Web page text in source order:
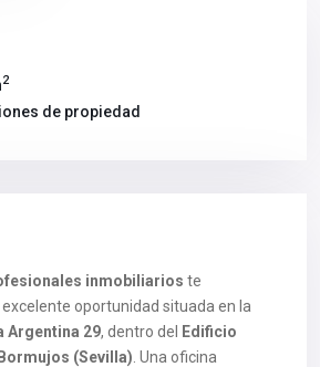
2
de propiedad
inmobiliarios te
oportunidad situada en la
Argentina 29, dentro del
Edificio
Bormujos (Sevilla) . Una oficina